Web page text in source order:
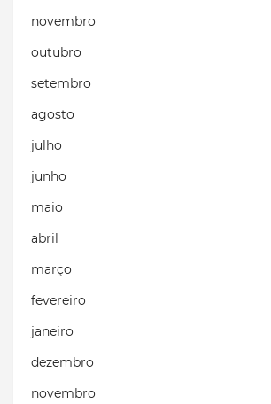
novembro
outubro
setembro
agosto
julho
junho
maio
abril
março
fevereiro
janeiro
dezembro
novembro